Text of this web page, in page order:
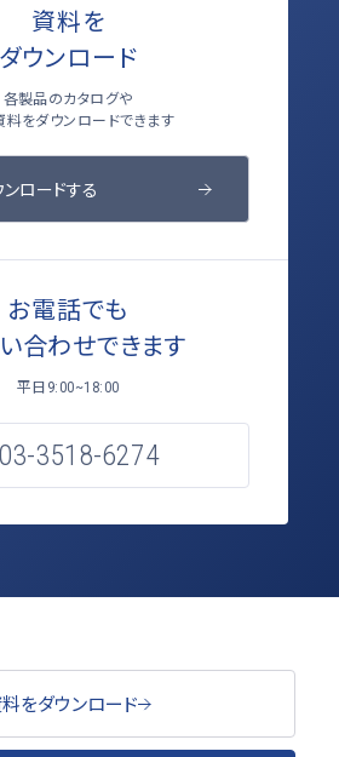
資料を
ダウンロード
各製品のカタログや
をダウンロードできます
ロードする
お電話でも
合わせできます
平日 9:00~18:00
03-3518-6274
をダウンロード